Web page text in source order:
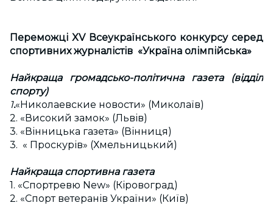
Переможці XV Всеукраїнського конкурсу серед
спортивних журналістів «Україна олімпійська»
Найкраща громадсько-політична газета (відділ
спорту)
1.«Николаевские новости» (Миколаїв)
2. «Високий замок» (Львів)
3. «Вінницька газета» (Вінниця)
3. « Проскурів» (Хмельницький)
Найкраща спортивна газета
1. «Спортревю New» (Кіровоград)
2. «Спорт ветеранів України» (Київ)